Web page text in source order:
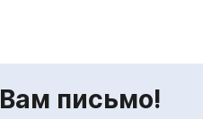
Вам письмо!